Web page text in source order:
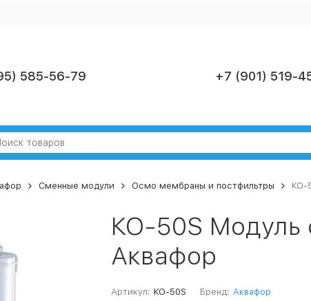
585-56-79 +7 (901) 519-
Сменные модули Осмо мембраны и постфильтры КО-
КО-50S
Аквафор
Артикул: КО-50S Бренд: Аквафор